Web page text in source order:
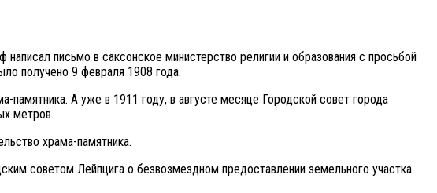
письмо в саксонское министерство религии и образования с просьбой
получено 9 февраля 1908 года.
А уже в 1911 году, в августе месяце Городской совет города
метров.
храма-памятника.
советом Лейпцига о безвозмездном предоставлении земельного участка